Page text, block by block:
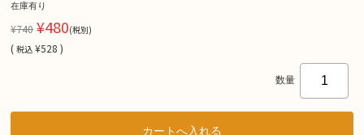
在庫有り
¥740 ¥480(税別)
( 税込 ¥528 )
数量